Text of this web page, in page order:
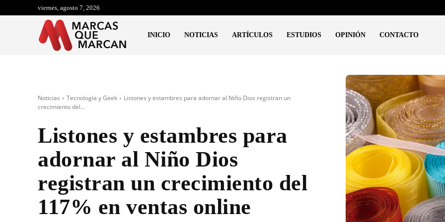
viernes, agosto 7, 2026
INICIO NOTICIAS ARTÍCULOS ESTUDIOS OPINIÓN CONTACTO
Noticias Tecnología y Geek
Listones y estambres para adornar al Niño Dios registran un
crecimiento del...
Listones y estambres para
adornar al Niño Dios
registran un crecimiento del
117% en ventas online